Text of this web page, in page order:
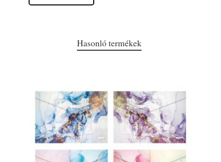
Hasonló termékek